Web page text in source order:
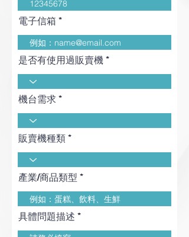
電子信箱
是否有使用過販賣機
機台需求
販賣機種類
產業/商品類型
具體問題描述